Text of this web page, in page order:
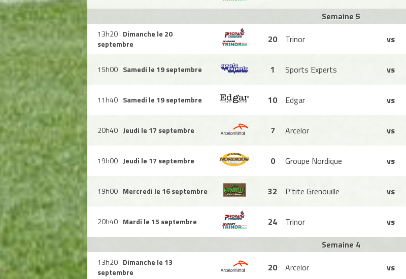
Semaine 5
13h20 Dimanche le 20
septembre
20 Trinor vs
15h00 Samedi le 19 septembre 1 Sports Experts vs
11h40 Samedi le 19 septembre 10 Edgar vs
20h40 Jeudi le 17 septembre 7 Arcelor vs
19h00 Jeudi le 17 septembre 0 Groupe Nordique vs
19h00 Mercredi le 16 septembre 32 P'tite Grenouille vs
20h40 Mardi le 15 septembre 24 Trinor vs
Semaine 4
13h20 Dimanche le 13
septembre
20 Arcelor vs